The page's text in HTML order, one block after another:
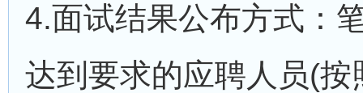
4.面试结果公布方式：
达到要求的应聘人员(